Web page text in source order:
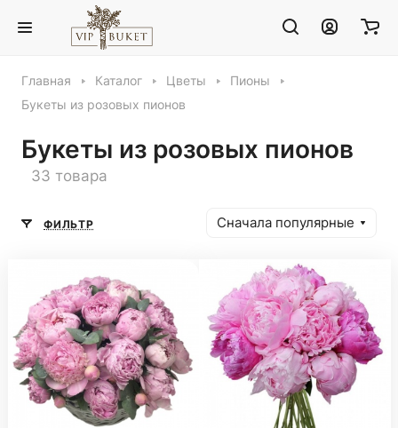
Главная Каталог Цветы
Пионы
Букеты из розовых пионов
Букеты из розовых пионов
33 товара
ФИЛЬТР Сначала популярные